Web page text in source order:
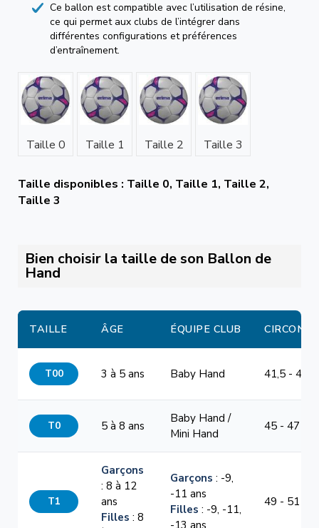
Ce ballon est compatible avec l’utilisation de résine,
ce qui permet aux clubs de l’intégrer dans
différentes configurations et préférences
d’entraînement.
Taille 0 Taille 1 Taille 2 Taille 3
Taille disponibles : Taille 0, Taille 1, Taille 2,
Taille 3
Bien choisir la taille de son Ballon de
Hand
TAILLE ÂGE ÉQUIPE CLUB
T00 3 à 5 ans Baby Hand 41,5 - 44
T0 5 à 8 ans
Baby Hand /
Mini Hand
45 - 47 cm
T1
Garçons
: 8 à 12
ans
Filles : 8
Garçons : -9,
-11 ans
Filles : -9, -11,
-13 ans
49 - 51 cm